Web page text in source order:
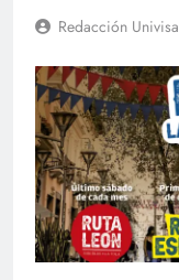
Redacción Univisa